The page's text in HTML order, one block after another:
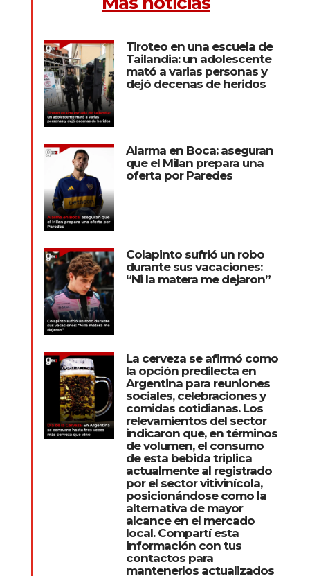
Tiroteo en una escuela de
Tailandia: un adolescente
mató a varias personas y
dejó decenas de heridos
Alarma en Boca: aseguran
que el Milan prepara una
oferta por Paredes
Colapinto sufrió un robo
durante sus vacaciones:
“Ni la matera me dejaron”
La cerveza se afirmó como
la opción predilecta en
Argentina para reuniones
sociales, celebraciones y
comidas cotidianas. Los
relevamientos del sector
indicaron que, en términos
de volumen, el consumo
de esta bebida triplica
actualmente al registrado
por el sector vitivinícola,
posicionándose como la
alternativa de mayor
alcance en el mercado
local. Compartí esta
información con tus
contactos para
mantenerlos actualizados